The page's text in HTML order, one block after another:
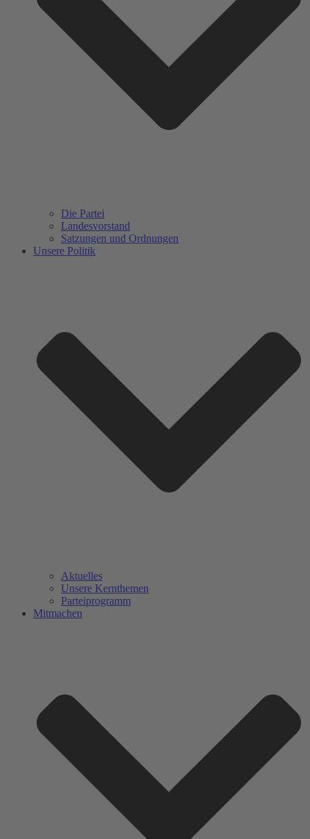
Die Partei
Landesvorstand
Satzungen und Ordnungen
Unsere Politik
Aktuelles
Unsere Kernthemen
Parteiprogramm
Mitmachen